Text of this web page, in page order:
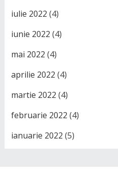
iulie 2022 (4)
iunie 2022 (4)
mai 2022 (4)
aprilie 2022 (4)
martie 2022 (4)
februarie 2022 (4)
ianuarie 2022 (5)